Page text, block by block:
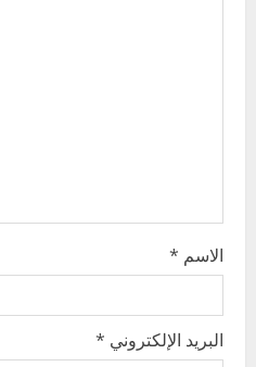
الاسم *
البريد الإلكتروني *